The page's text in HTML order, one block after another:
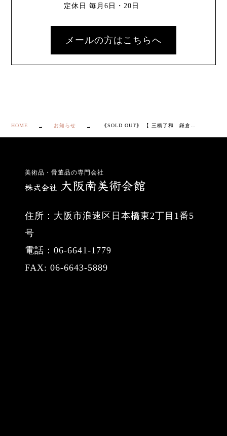
定休日 毎月6日・20日
メールの方はこちらへ
HOME お知らせ
美術品・骨董品の専門会社
住所：大阪市浪速区日本橋東2丁目1番5
号
電話：06-6641-1779
FAX: 06-6643-5889